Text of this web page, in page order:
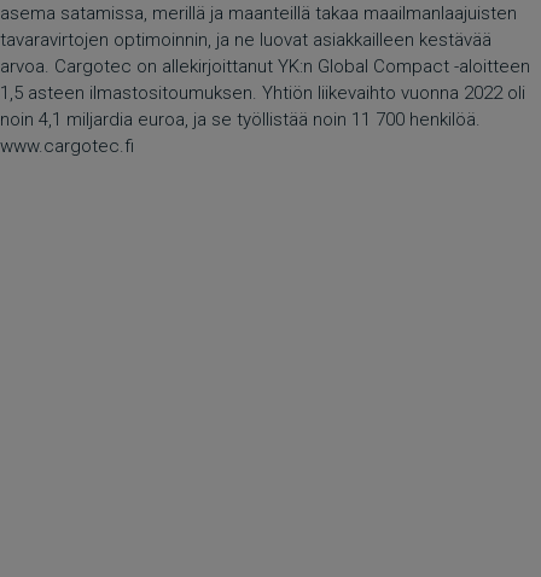
asema satamissa, merillä ja maanteillä takaa maailmanlaajuisten
tavaravirtojen optimoinnin, ja ne luovat asiakkailleen kestävää
arvoa. Cargotec on allekirjoittanut YK:n Global Compact -aloitteen
1,5 asteen ilmastositoumuksen. Yhtiön liikevaihto vuonna 2022 oli
noin 4,1 miljardia euroa, ja se työllistää noin 11 700 henkilöä.
www.cargotec.fi